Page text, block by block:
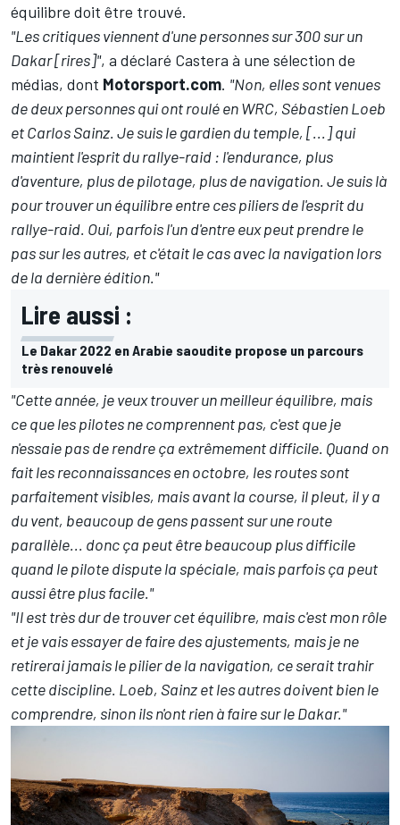
équilibre doit être trouvé.
"Les critiques viennent d'une personnes sur 300 sur un
Dakar [rires]", a déclaré Castera à une sélection de
médias, dont Motorsport.com. "Non, elles sont venues
de deux personnes qui ont roulé en WRC, Sébastien Loeb
et Carlos Sainz. Je suis le gardien du temple, [...] qui
maintient l'esprit du rallye-raid : l'endurance, plus
d'aventure, plus de pilotage, plus de navigation. Je suis là
pour trouver un équilibre entre ces piliers de l'esprit du
rallye-raid. Oui, parfois l'un d'entre eux peut prendre le
pas sur les autres, et c'était le cas avec la navigation lors
de la dernière édition."
Lire aussi :
Le Dakar 2022 en Arabie saoudite propose un parcours
très renouvelé
"Cette année, je veux trouver un meilleur équilibre, mais
ce que les pilotes ne comprennent pas, c'est que je
n'essaie pas de rendre ça extrêmement difficile. Quand on
fait les reconnaissances en octobre, les routes sont
parfaitement visibles, mais avant la course, il pleut, il y a
du vent, beaucoup de gens passent sur une route
parallèle... donc ça peut être beaucoup plus difficile
quand le pilote dispute la spéciale, mais parfois ça peut
aussi être plus facile."
"Il est très dur de trouver cet équilibre, mais c'est mon rôle
et je vais essayer de faire des ajustements, mais je ne
retirerai jamais le pilier de la navigation, ce serait trahir
cette discipline. Loeb, Sainz et les autres doivent bien le
comprendre, sinon ils n'ont rien à faire sur le Dakar."